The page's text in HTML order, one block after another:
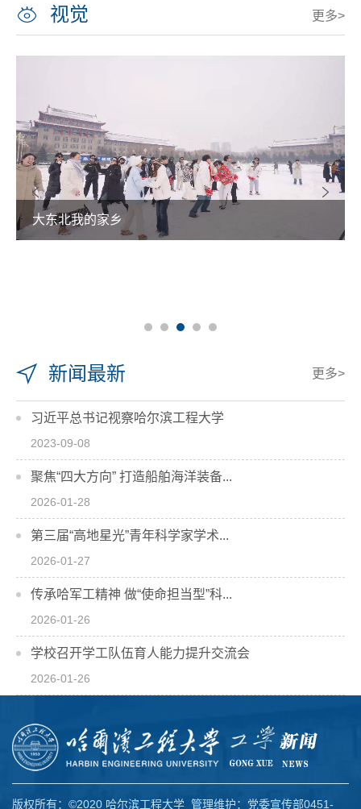
视觉 更多>
大东北我的家乡
新闻最新 更多>
习近平总书记视察哈尔滨工程大学
2023-09-08
聚焦“四大方向” 打造船舶海洋装备...
2026-01-28
第三届“高地星光”青年科学家学术...
2026-01-27
传承哈军工精神 做“使命担当型”科...
2026-01-26
学校召开学工队伍育人能力提升交流会
2026-01-26
版权所有：©2020 哈尔滨工程大学 管理维护：党委宣传部0451-